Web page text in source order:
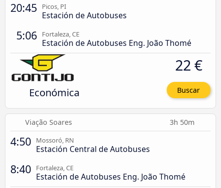
20:45 Picos, PI
Estación de Autobuses
5:06 Fortaleza, CE
Estación de Autobuses Eng. João Thomé
Económica
22 €
Buscar
Viação Soares 3h 50m
4:50 Mossoró, RN
Estación Central de Autobuses
8:40 Fortaleza, CE
Estación de Autobuses Eng. João Thomé